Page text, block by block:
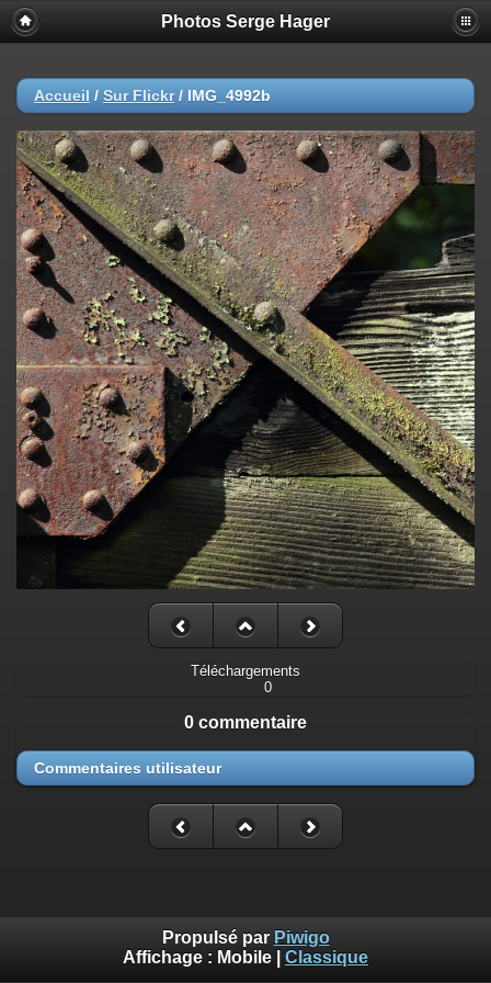
Photos Serge Hager
Accueil / Sur Flickr/ IMG_4992b
Téléchargements
0
0 commentaire
Commentaires utilisateur
Propulsé par Piwigo
Affichage : Mobile Classique